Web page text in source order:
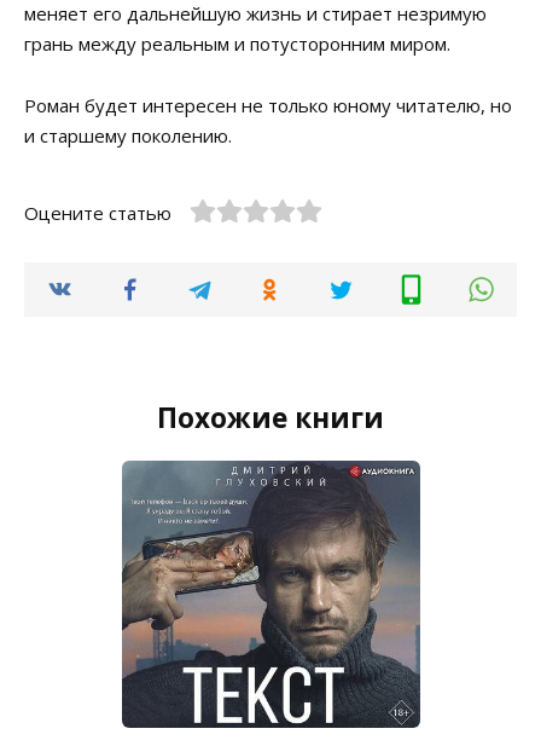
меняет его дальнейшую жизнь и стирает незримую
грань между реальным и потусторонним миром.
Роман будет интересен не только юному читателю, но
и старшему поколению.
Оцените статью
Похожие книги